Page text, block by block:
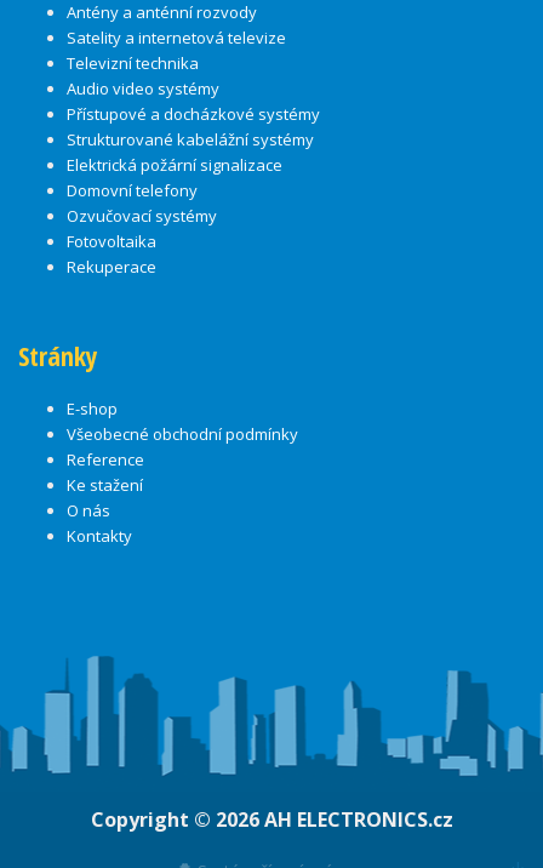
Antény a anténní rozvody
Satelity a internetová televize
Televizní technika
Audio video systémy
Přístupové a docházkové systémy
Strukturované kabelážní systémy
Elektrická požární signalizace
Domovní telefony
Ozvučovací systémy
Fotovoltaika
Rekuperace
Stránky
E-shop
Všeobecné obchodní podmínky
Reference
Ke stažení
O nás
Kontakty
Copyright © 2026AH ELECTRONICS.cz